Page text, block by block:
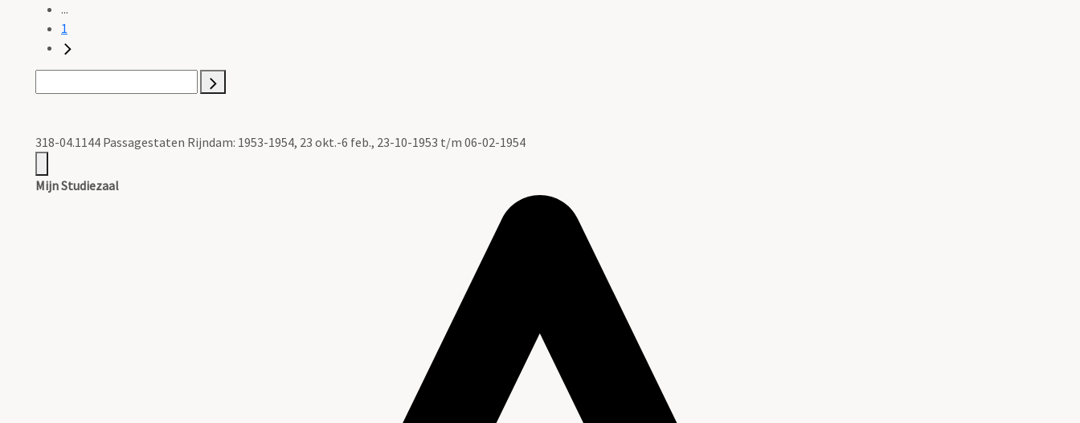
...
1
318-04.1144 Passagestaten Rijndam: 1953-1954, 23 okt.-6 feb., 23-10-1953 t/m 06-02-1954
Mijn Studiezaal